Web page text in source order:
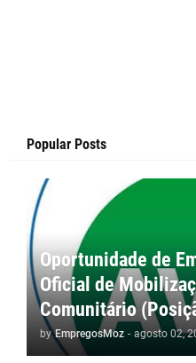
Popular Posts
Oportunidade de
Oficial de
Comunitário
by EmpregosMoz - agosto 02,